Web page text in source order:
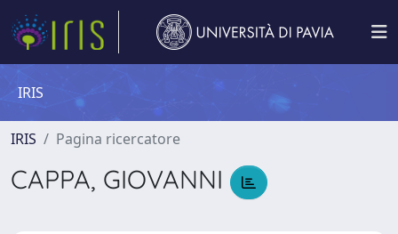
IRIS
IRIS Pagina ricercatore
CAPPA, GIOVANNI